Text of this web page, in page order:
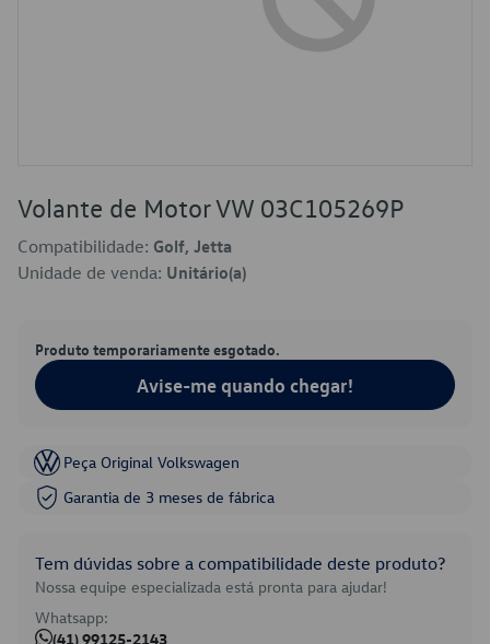
Volante de Motor VW 03C105269P
Compatibilidade: Golf, Jetta
Unidade de venda: Unitário(a)
Produto temporariamente esgotado.
Avise-me quando chegar!
Peça Original Volkswagen
Garantia de 3 meses de fábrica
Tem dúvidas sobre a compatibilidade deste produto?
Nossa equipe especializada está pronta para ajudar!
Whatsapp:
(41) 99125-2143